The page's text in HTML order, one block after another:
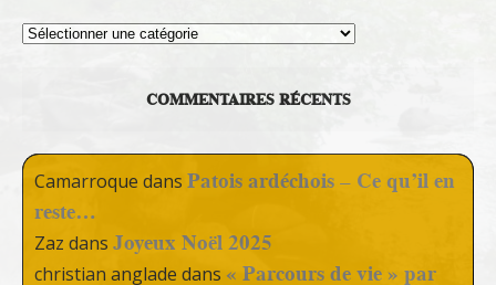
Thèmes
COMMENTAIRES RÉCENTS
Camarroque dans Patois ardéchois – Ce qu’il en
reste…
Zaz dans Joyeux Noël 2025
christian anglade dans « Parcours de vie » par